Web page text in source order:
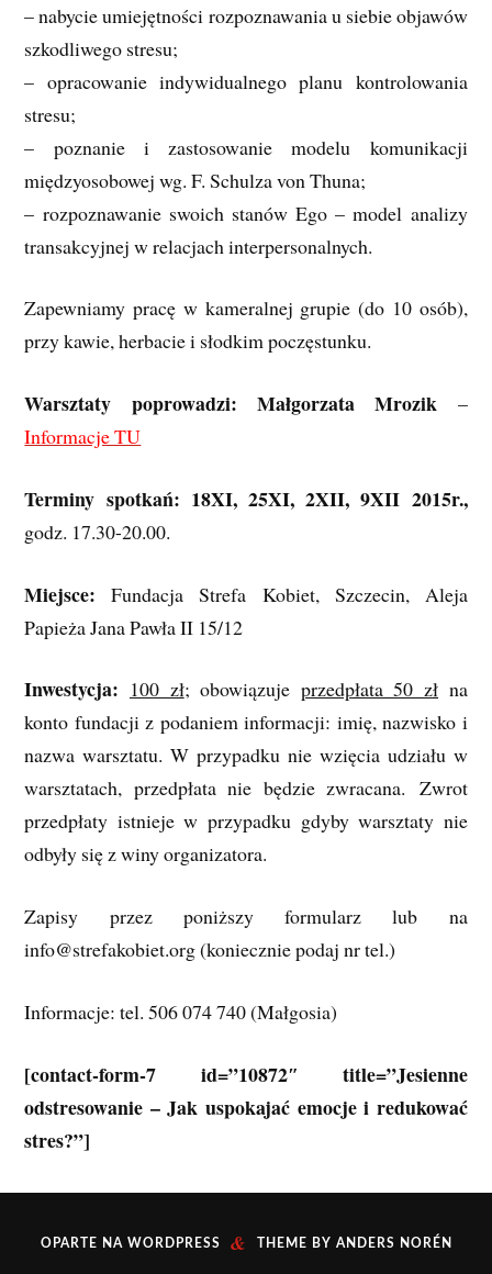
– nabycie umiejętności rozpoznawania u siebie objawów
szkodliwego stresu;
– opracowanie indywidualnego planu kontrolowania
stresu;
– poznanie i zastosowanie modelu komunikacji
międzyosobowej wg. F. Schulza von Thuna;
– rozpoznawanie swoich stanów Ego – model analizy
transakcyjnej w relacjach interpersonalnych.
Zapewniamy pracę w kameralnej grupie (do 10 osób),
przy kawie, herbacie i słodkim poczęstunku.
Warsztaty poprowadzi: Małgorzata Mrozik –
Informacje TU
Terminy spotkań: 18XI, 25XI, 2XII, 9XII 2015r.,
godz. 17.30-20.00.
Miejsce: Fundacja Strefa Kobiet, Szczecin, Aleja
Papieża Jana Pawła II 15/12
Inwestycja: 100 zł; obowiązuje przedpłata 50 zł na
konto fundacji z podaniem informacji: imię, nazwisko i
nazwa warsztatu. W przypadku nie wzięcia udziału w
warsztatach, przedpłata nie będzie zwracana. Zwrot
przedpłaty istnieje w przypadku gdyby warsztaty nie
odbyły się z winy organizatora.
Zapisy przez poniższy formularz lub na
info@strefakobiet.org (koniecznie podaj nr tel.)
Informacje: tel. 506 074 740 (Małgosia)
[contact-form-7 id=”10872″ title=”Jesienne
odstresowanie – Jak uspokajać emocje i redukować
stres?”]
OPARTE NA WORDPRESS & THEME BY ANDERS NORÉN